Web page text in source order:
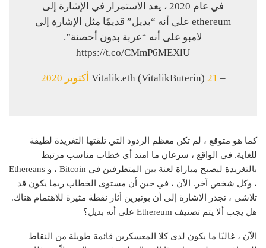
في عام 2020 ، يعد الاستمرار في الإشارة إلى
ethereum على أنه “بديل” قديمًا مثل الإشارة إلى
لامبو على أنه “عربة بدون أحصنة”.
https://t.co/CMmP6MEXlU
– Vitalik.eth (VitalikButerin) 21 أكتوبر 2020
كما هو متوقع ، لم تكن معظم الردود التي تلقتها التغريدة لطيفة
للغاية. في الواقع ، سرعان ما امتد أي خطاب مناسب مرتبط
بالتغريدة ليصبح مباراة لعنة بين المتطرفين في Bitcoin ، و Ethereans
، وكل شخص آخر. الآن ، في حين أن مستوى الخطاب ربما يكون قد
تلاشى ، تجدر الإشارة إلى أن بوتيرين أثار نقطة مثيرة للاهتمام هناك.
هل يجب ألا يتم تصنيف Ethereum على أنه بديل؟
الآن ، غالبًا ما يكون لدى كلا المعسكرين قائمة طويلة من النقاط